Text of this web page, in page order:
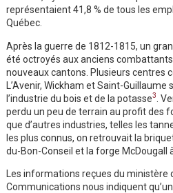
représentaient 41,8 % de tous les
Québec.
Après la guerre de 1812-1815, un
été octroyés aux anciens
nouveaux cantons. Plusieurs centres
L’Avenir, Wickham et Saint-
l’industrie du bois et de la potasse3 .
perdu un peu de terrain au profit des
que d’autres industries, telles les
les plus connus, on retrouvait la
du-Bon-Conseil et la forge McDougall
Les informations reçues du ministère
Communications nous indiquent